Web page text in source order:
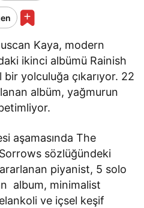
Kaya, modern
ikinci albümü Rainish
yolculuğa çıkarıyor. 22
albüm, yağmurun
aşamasında The
sözlüğündeki
piyanist, 5 solo
album, minimalist
ve içsel keşif